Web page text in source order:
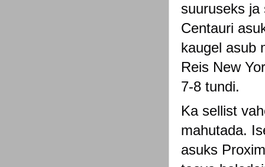
suuruseks
Centauri
kaugel asub
Reis New
7-8 tundi.
Ka sellist
mahutada.
asuks